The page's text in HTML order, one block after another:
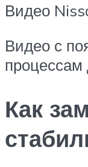
Видео
Видео с
процессам
Как